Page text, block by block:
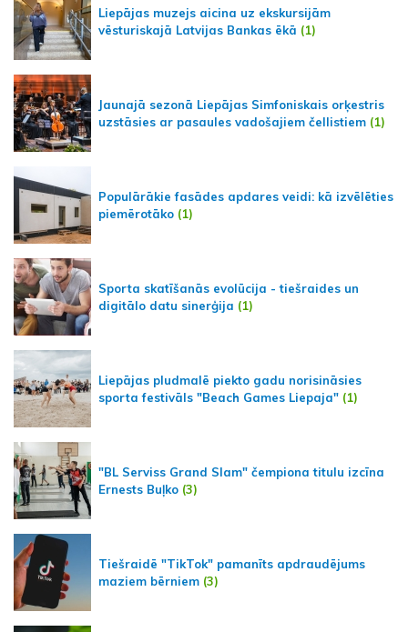
Liepājas muzejs aicina uz ekskursijām
vēsturiskajā Latvijas Bankas ēkā (1)
Jaunajā sezonā Liepājas Simfoniskais orķestris
uzstāsies ar pasaules vadošajiem čellistiem (1)
Populārākie fasādes apdares veidi: kā izvēlēties
piemērotāko (1)
Sporta skatīšanās evolūcija - tiešraides un
digitālo datu sinerģija (1)
Liepājas pludmalē piekto gadu norisināsies
sporta festivāls "Beach Games Liepaja" (1)
"BL Serviss Grand Slam" čempiona titulu izcīna
Ernests Buļko (3)
Tiešraidē "TikTok" pamanīts apdraudējums
maziem bērniem (3)